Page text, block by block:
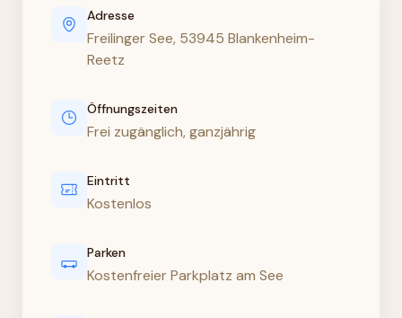
Adresse
Freilinger See, 53945 Blankenheim-
Reetz
Öffnungszeiten
Frei zugänglich, ganzjährig
Eintritt
Kostenlos
Parken
Kostenfreier Parkplatz am See